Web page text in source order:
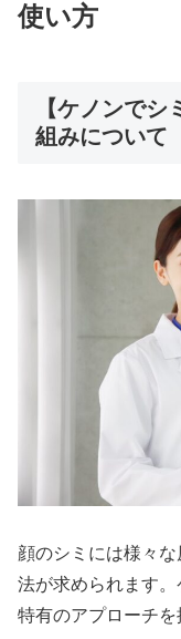
使い方
【ケノンで
組みについて
顔のシミには様々
法が求められます
特有のアプローチを